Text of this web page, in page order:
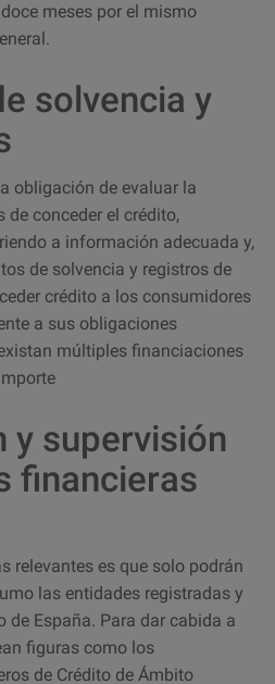
meses por el mismo
solvencia y
obligación de evaluar la
de conceder el crédito,
a información adecuada y,
de solvencia y registros de
crédito a los consumidores
a sus obligaciones
múltiples financiaciones
y supervisión
financieras
relevantes es que solo podrán
las entidades registradas y
de España. Para dar cabida a
figuras como los
de Crédito de Ámbito